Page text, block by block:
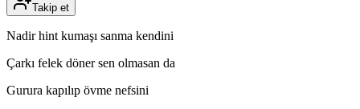
Takip et
Nadir hint kumaşı sanma kendini
Çarkı felek döner sen olmasan da
Gurura kapılıp övme nefsini